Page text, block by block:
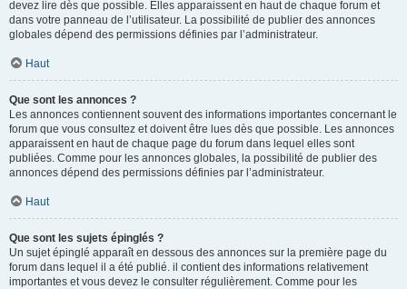
devez lire dès que possible. Elles apparaissent en haut de chaque forum et
dans votre panneau de l’utilisateur. La possibilité de publier des annonces
globales dépend des permissions définies par l’administrateur.
Haut
Que sont les annonces ?
Les annonces contiennent souvent des informations importantes concernant le
forum que vous consultez et doivent être lues dès que possible. Les annonces
apparaissent en haut de chaque page du forum dans lequel elles sont
publiées. Comme pour les annonces globales, la possibilité de publier des
annonces dépend des permissions définies par l’administrateur.
Haut
Que sont les sujets épinglés ?
Un sujet épinglé apparaît en dessous des annonces sur la première page du
forum dans lequel il a été publié. il contient des informations relativement
importantes et vous devez le consulter régulièrement. Comme pour les